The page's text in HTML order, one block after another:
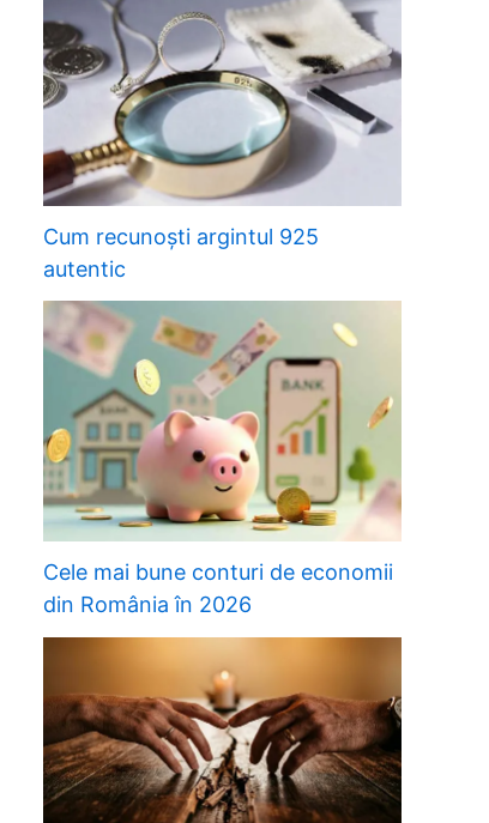
Cum recunoști argintul 925
autentic
Cele mai bune conturi de economii
din România în 2026